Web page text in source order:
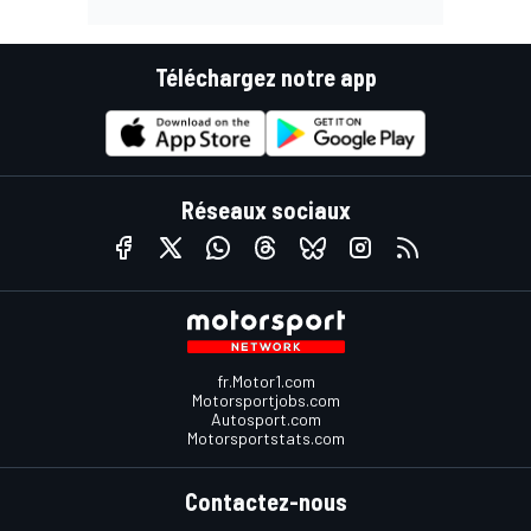
Téléchargez notre app
Réseaux sociaux
fr.Motor1.com
Motorsportjobs.com
Autosport.com
Motorsportstats.com
Contactez-nous